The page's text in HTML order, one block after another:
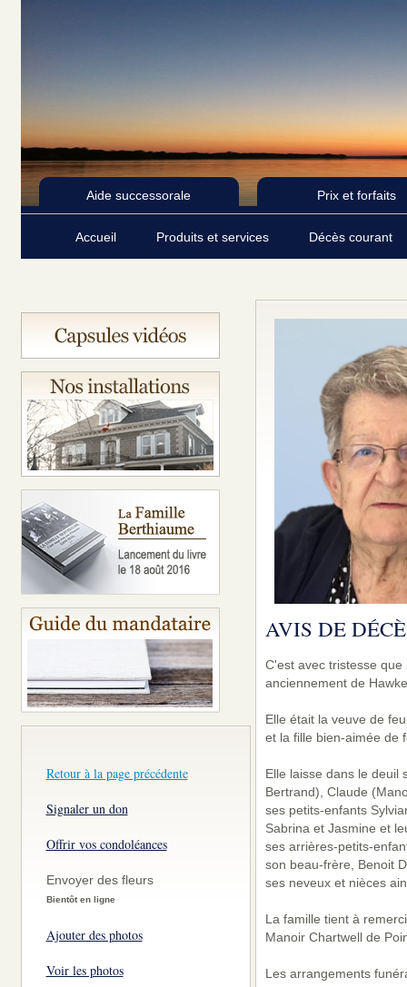
Aide successorale Prix et forfaits
Accueil Produits et services Décès courant
Retour à la page précédente
Signaler un don
Offrir vos condoléances
Envoyer des fleurs
Bientôt en ligne
Ajouter des photos
Voir les photos
AVIS DE
C'est avec tristesse
anciennement de
Elle était la veuve de
et la fille bien-aimée de
Elle laisse dans le deuil
Bertrand), Claude
ses petits-enfants
Sabrina et Jasmine et
ses arrières-petits-
son beau-frère, Benoit
ses neveux et nièces
La famille tient à
Manoir Chartwell de
Les arrangements